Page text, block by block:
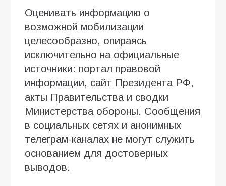
Оценивать информацию о
возможной мобилизации
целесообразно, опираясь
исключительно на официальные
источники: портал правовой
информации, сайт Президента РФ,
акты Правительства и сводки
Министерства обороны. Сообщения
в социальных сетях и анонимных
телеграм-каналах не могут служить
основанием для достоверных
выводов.